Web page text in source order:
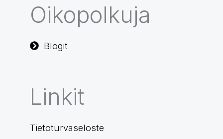
Oikopolkuja
Blogit
Linkit
Tietoturvaseloste